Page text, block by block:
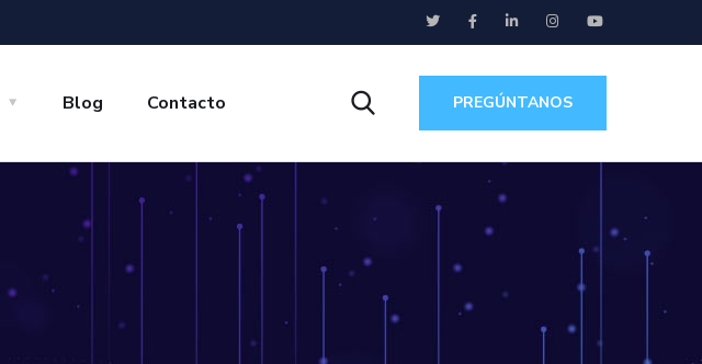
Blog Contacto PREGÚNTANOS